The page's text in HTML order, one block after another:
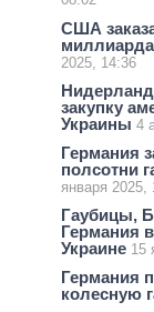
США
2025, 14:36
закупку
Украины 4
Германия
полсотни
января 2025,
Гаубицы,
Германия
Украине 15
Германия
колесную